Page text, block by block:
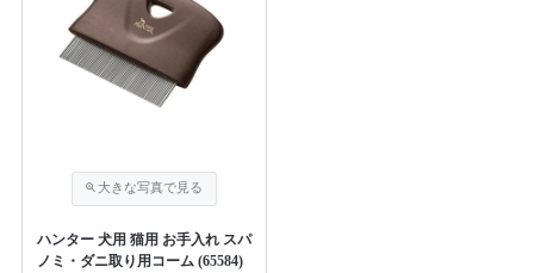
ハンター 犬用 猫用 お手入れ スパ
ノミ・ダニ取り用コーム (65584)